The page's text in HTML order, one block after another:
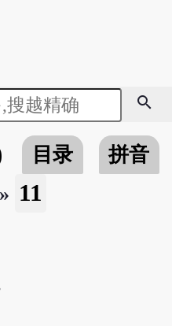
search
目录 拼音
» 11